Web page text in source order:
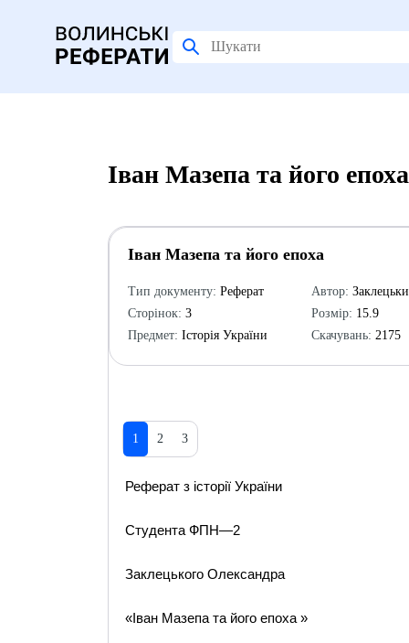
Іван Мазепа та його
Іван Мазепа та його епоха
Тип документу: Реферат
Сторінок: 3
Предмет: Історія України
Автор:
Розмір: 15.9
Скачувань: 2175
1 2 3
Реферат з історії України
Студента ФПН—2
Заклецького Олександра
«Іван Мазепа та його епоха »